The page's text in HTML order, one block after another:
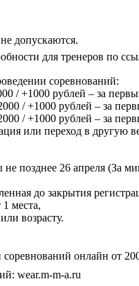
допускаются.
для тренеров по
соревнований:
/ +1000 рублей – за
/ +1000 рублей – за
/ +1000 рублей – за
или переход в другую
не позднее 26 апреля (За
до закрытия
места,
возрасту.
онлайн от
wear.m-m-a.ru